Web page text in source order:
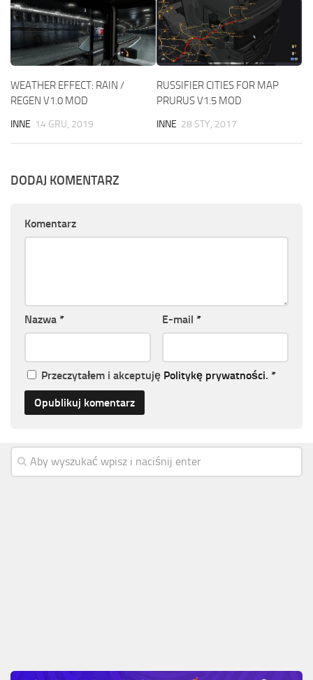
WEATHER EFFECT: RAIN /
REGEN V1.0 MOD
INNE 14 GRU, 2019
RUSSIFIER CITIES FOR MAP
PRURUS V1.5 MOD
INNE 28 STY, 2017
DODAJ KOMENTARZ
Komentarz
Nazwa * E-mail *
Przeczytałem i akceptuję Politykę prywatności. *